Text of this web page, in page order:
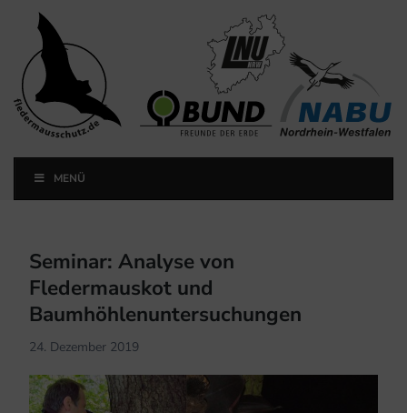
Landesfachausschuss
Fledermausschutz NRW
MENÜ
Seminar: Analyse von
Fledermauskot und
Baumhöhlenuntersuchungen
24. Dezember 2019